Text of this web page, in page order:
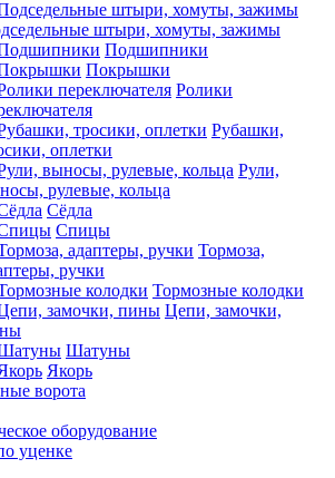
штыри, хомуты, зажимы
Подшипники
Покрышки
Ролики
Рубашки,
оплетки
Рули,
рулевые, кольца
Сёдла
Спицы
Тормоза,
ручки
Тормозные колодки
Цепи, замочки,
Шатуны
Якорь
ворота
оборудование
уценке